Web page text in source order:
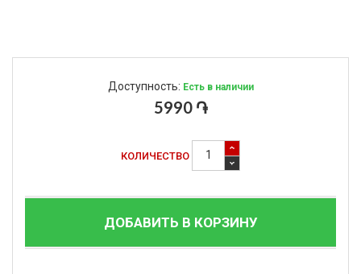
Доступность: Есть в наличии
5990 ֏
КОЛИЧЕСТВО
ДОБАВИТЬ В КОРЗИНУ